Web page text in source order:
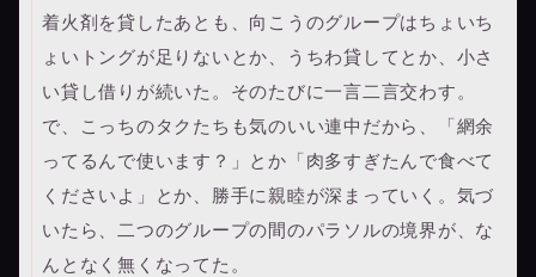
着火剤を貸したあとも、向こうのグループはちょいち
ょいトングが足りないとか、うちわ貸してとか、小さ
い貸し借りが続いた。そのたびに一言二言交わす。
で、こっちのタクたちも気のいい連中だから、「網余
ってるんで使います？」とか「肉多すぎたんで食べて
くださいよ」とか、勝手に親睦が深まっていく。気づ
いたら、二つのグループの間のパラソルの境界が、な
んとなく無くなってた。